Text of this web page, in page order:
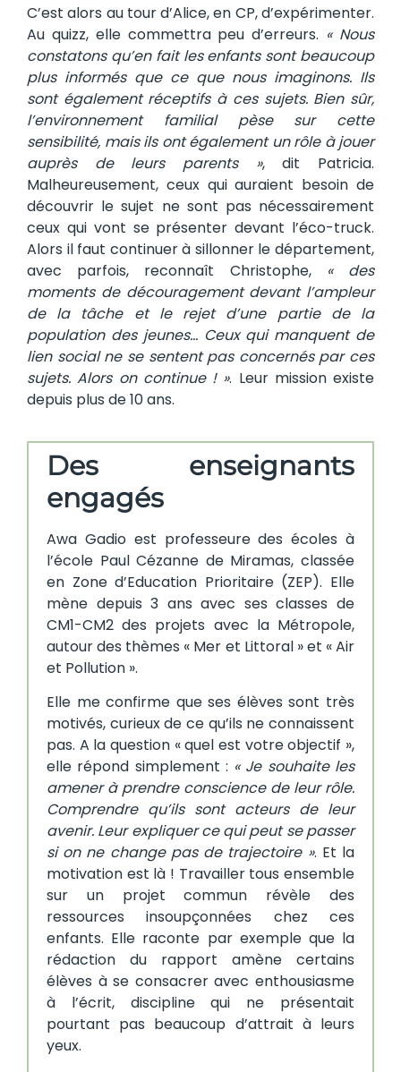
C’est alors au tour d’Alice, en CP, d’expérimenter.
Au quizz, elle commettra peu d’erreurs. « Nous
constatons qu’en fait les enfants sont beaucoup
plus informés que ce que nous imaginons. Ils
sont également réceptifs à ces sujets. Bien sûr,
l’environnement familial pèse sur cette
sensibilité, mais ils ont également un rôle à jouer
auprès de leurs parents », dit Patricia.
Malheureusement, ceux qui auraient besoin de
découvrir le sujet ne sont pas nécessairement
ceux qui vont se présenter devant l’éco-truck.
Alors il faut continuer à sillonner le département,
avec parfois, reconnaît Christophe, « des
moments de découragement devant l’ampleur
de la tâche et le rejet d’une partie de la
population des jeunes… Ceux qui manquent de
lien social ne se sentent pas concernés par ces
sujets. Alors on continue ! ». Leur mission existe
depuis plus de 10 ans.
Des enseignants
engagés
Awa Gadio est professeure des écoles à
l’école Paul Cézanne de Miramas, classée
en Zone d’Education Prioritaire (ZEP). Elle
mène depuis 3 ans avec ses classes de
CM1-CM2 des projets avec la Métropole,
autour des thèmes « Mer et Littoral » et « Air
et Pollution ».
Elle me confirme que ses élèves sont très
motivés, curieux de ce qu’ils ne connaissent
pas. A la question « quel est votre objectif »,
elle répond simplement : « Je souhaite les
amener à prendre conscience de leur rôle.
Comprendre qu’ils sont acteurs de leur
avenir. Leur expliquer ce qui peut se passer
si on ne change pas de trajectoire ». Et la
motivation est là ! Travailler tous ensemble
sur un projet commun révèle des
ressources insoupçonnées chez ces
enfants. Elle raconte par exemple que la
rédaction du rapport amène certains
élèves à se consacrer avec enthousiasme
à l’écrit, discipline qui ne présentait
pourtant pas beaucoup d’attrait à leurs
yeux.